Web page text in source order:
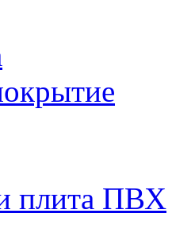
плита ПВХ